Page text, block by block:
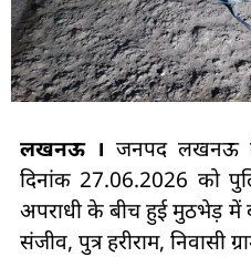
लखनऊ । जनपद लखनऊ के
दिनांक 27.06.2026 को
अपराधी के बीच हुई मुठभेड़ में
संजीव, पुत्र हरीराम, निवासी